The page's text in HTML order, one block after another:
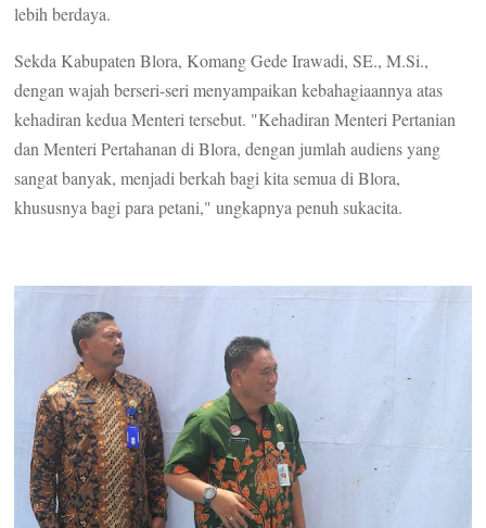
lebih berdaya.
Sekda Kabupaten Blora, Komang Gede Irawadi, SE., M.Si.,
dengan wajah berseri-seri menyampaikan kebahagiaannya atas
kehadiran kedua Menteri tersebut. "Kehadiran Menteri Pertanian
dan Menteri Pertahanan di Blora, dengan jumlah audiens yang
sangat banyak, menjadi berkah bagi kita semua di Blora,
khususnya bagi para petani," ungkapnya penuh sukacita.